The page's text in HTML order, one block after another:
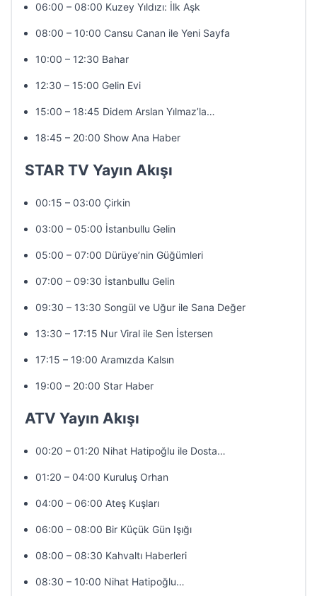
06:00 – 08:00 Kuzey Yıldızı: İlk Aşk
08:00 – 10:00 Cansu Canan ile Yeni Sayfa
10:00 – 12:30 Bahar
12:30 – 15:00 Gelin Evi
15:00 – 18:45 Didem Arslan Yılmaz’la…
18:45 – 20:00 Show Ana Haber
STAR TV Yayın Akışı
00:15 – 03:00 Çirkin
03:00 – 05:00 İstanbullu Gelin
05:00 – 07:00 Dürüye’nin Güğümleri
07:00 – 09:30 İstanbullu Gelin
09:30 – 13:30 Songül ve Uğur ile Sana Değer
13:30 – 17:15 Nur Viral ile Sen İstersen
17:15 – 19:00 Aramızda Kalsın
19:00 – 20:00 Star Haber
ATV Yayın Akışı
00:20 – 01:20 Nihat Hatipoğlu ile Dosta…
01:20 – 04:00 Kuruluş Orhan
04:00 – 06:00 Ateş Kuşları
06:00 – 08:00 Bir Küçük Gün Işığı
08:00 – 08:30 Kahvaltı Haberleri
08:30 – 10:00 Nihat Hatipoğlu…